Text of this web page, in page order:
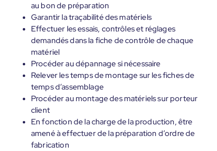
au bon de préparation
Garantir la traçabilité des matériels
Effectuer les essais, contrôles et réglages
demandés dans la fiche de contrôle de chaque
matériel
Procéder au dépannage si nécessaire
Relever les temps de montage sur les fiches de
temps d’assemblage
Procéder au montage des matériels sur porteur
client
En fonction de la charge de la production, être
amené à effectuer de la préparation d’ordre de
fabrication